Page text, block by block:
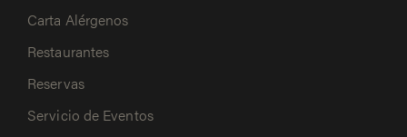
Carta Alérgenos
Restaurantes
Reservas
Servicio de Eventos